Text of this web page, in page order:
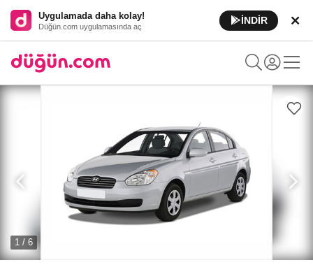
Uygulamada daha kolay!
Düğün.com uygulamasında aç
İNDİR
1 / 6